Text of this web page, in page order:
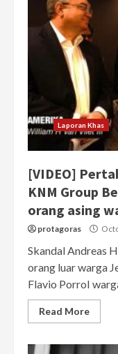
Laporan Khas
[VIDEO]
KNM Group
orang asing
protagoras
Skandal Andreas
orang luar warga
Flavio PorroI
Read More